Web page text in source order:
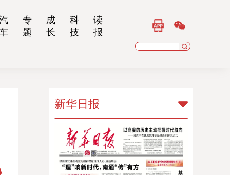
专
题
成
长
科
技
读
报
新华日报
新华日报
扬子晚报
乡村干部报